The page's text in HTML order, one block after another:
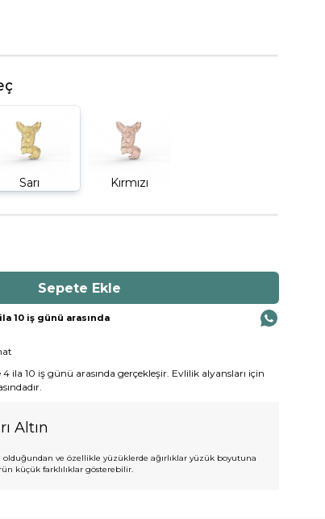
Sarı Kırmızı
10 iş günü arasında
ila 10 iş günü arasında gerçekleşir. Evlilik alyansları için
Altın
olduğundan ve özellikle yüzüklerde ağırlıklar yüzük boyutuna
küçük farklılıklar gösterebilir.